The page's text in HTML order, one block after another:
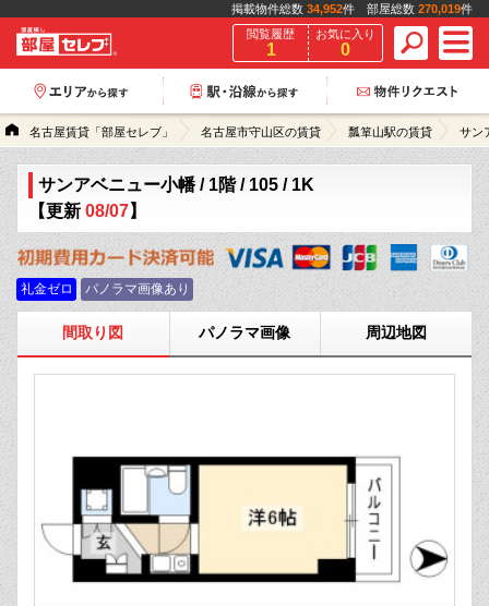
掲載物件総数 34,952件 部屋総数 270,019件
閲覧履歴
1
お気に入り
0
名古屋賃貸「部屋セレブ」 名古屋市守山区の賃貸 瓢箪山駅の賃貸 サン
サンアベニュー小幡 / 1階 / 105 / 1K
【更新 08/07】
礼金ゼロ パノラマ画像あり
間取り図 パノラマ画像 周辺地図